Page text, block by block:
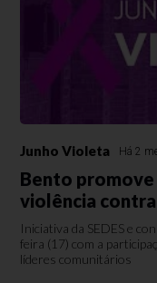
Junho Violeta Há 2
Bento
violência contra
Iniciativa da SEDES e
feira (17) com a
líderes comunitários